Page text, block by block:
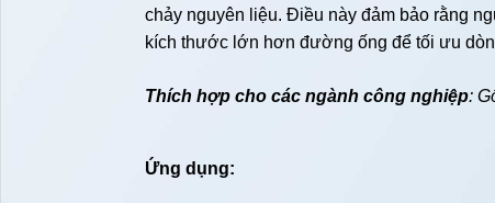
chảy nguyên liệu. Điều này đảm bảo rằng
kích thước lớn hơn đường ống để tối ưu
Thích hợp cho các ngành công nghiệp:
Ứng dụng: